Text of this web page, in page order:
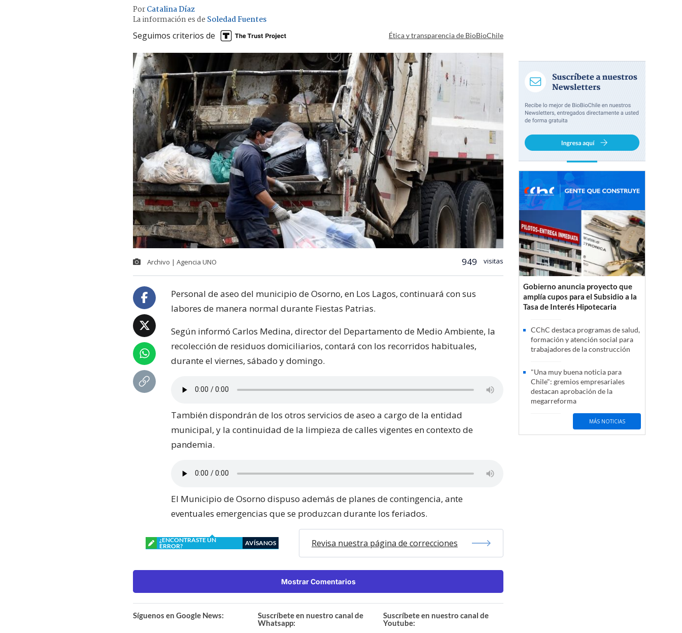
PorCatalina Díaz
La información es de Soledad Fuentes
Seguimos criterios de Ética y transparencia de BioBioChile
Archivo | Agencia UNO 949 visitas
Personal de aseo del municipio de Osorno, en Los Lagos, continuará con sus
labores de manera normal durante Fiestas Patrias.
Según informó Carlos Medina, director del Departamento de Medio Ambiente, la
recolección de residuos domiciliarios, contará con los recorridos habituales,
durante el viernes, sábado y domingo.
También dispondrán de los otros servicios de aseo a cargo de la entidad
municipal, y la continuidad de la limpieza de calles vigentes en contexto de
pandemia.
El Municipio de Osorno dispuso además de planes de contingencia, ante
eventuales emergencias que se produzcan durante los feriados.
¿ENCONTRASTE UN
ERROR?
AVÍSANOS Revisa nuestra página de correcciones
Mostrar Comentarios
Síguenos en Google News:
Suscríbete en nuestro canal de
Whatsapp:
Suscríbete en nuestro canal de
Youtube:
Gobierno anuncia proyecto que
amplía cupos para el Subsidio a la
Tasa de Interés Hipotecaria
CChC destaca programas de salud,
formación y atención social para
trabajadores de la construcción
"Una muy buena noticia para
Chile": gremios empresariales
destacan aprobación de la
megarreforma
MÁS NOTICIAS